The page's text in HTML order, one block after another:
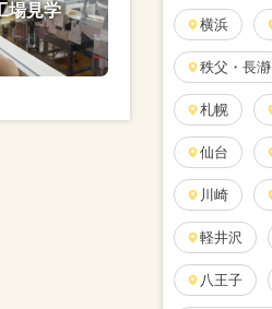
場見学
横浜
秩父・長瀞
札幌
仙台
川崎
軽井沢
八王子